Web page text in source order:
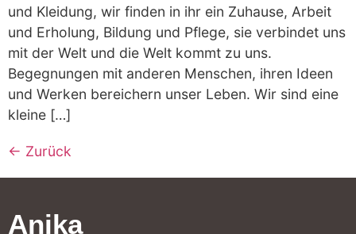
und Kleidung, wir finden in ihr ein Zuhause, Arbeit
und Erholung, Bildung und Pflege, sie verbindet uns
mit der Welt und die Welt kommt zu uns.
Begegnungen mit anderen Menschen, ihren Ideen
und Werken bereichern unser Leben. Wir sind eine
kleine […]
← Zurück
Anika